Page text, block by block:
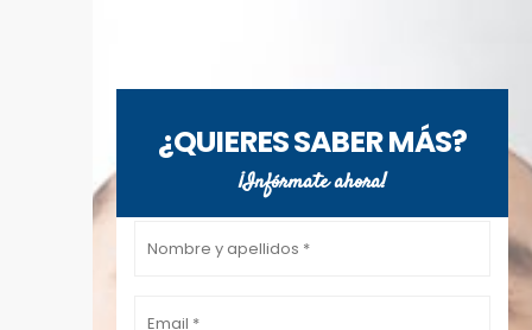
¿QUIERES SABER MÁS?
¡Infórmate ahora!